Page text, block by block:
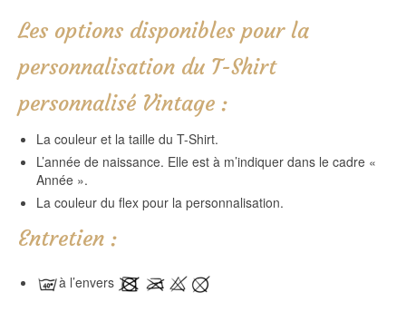
Les options disponibles pour la
personnalisation du T-Shirt
personnalisé Vintage :
La couleur et la taille du T-Shirt.
L’année de naissance. Elle est à m’indiquer dans le cadre «
Année ».
La couleur du flex pour la personnalisation.
Entretien :
à l’envers